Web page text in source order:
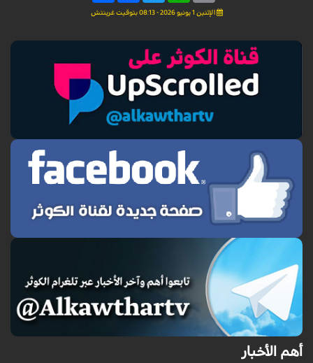
الإثنين 1 يونيو 2026 - 08:13 بتوقيت غرينتش
أهم الأخبار